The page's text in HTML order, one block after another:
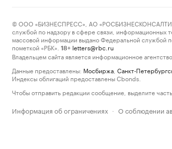
© ООО «БИЗНЕСПРЕСС», АО «РОСБИЗНЕСКОНСАЛТИНГ»,
службой по надзору в сфере связи, информационных
массовой информации выдано Федеральной службой
пометкой «РБК».
18+ letters@rbc.ru
Владельцем сайта является информационное
Данные предоставлены: Мосбиржа Санкт-
Индексы облигаций предоставлены Cbonds.
Чтобы отправить редакции сообщение, выделите
Информация об ограничениях · О соблюдении